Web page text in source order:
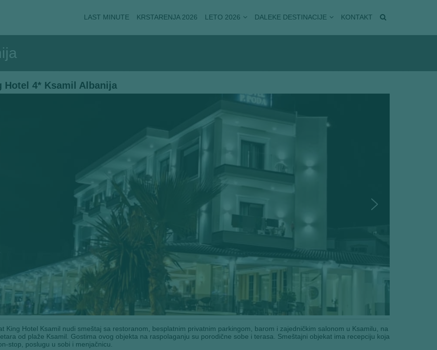
LAST MINUTE KRSTARENJA 2026 LETO 2026 DALEKE DESTINACIJE KONTAKT
Hotel 4* Ksamil Albanija
King Hotel Ksamil nudi smeštaj sa restoranom, besplatnim privatnim parkingom, barom i zajedničkim salonom u Ksamilu, na
od plaže Ksamil. Gostima ovog objekta na raspolaganju su porodične sobe i terasa. Smeštajni objekat ima recepciju koja
stop, poslugu u sobi i menjačnicu.